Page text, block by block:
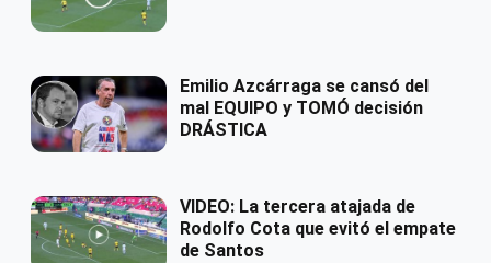
Emilio Azcárraga se cansó del
mal EQUIPO y TOMÓ decisión
DRÁSTICA
VIDEO: La tercera atajada de
Rodolfo Cota que evitó el empate
de Santos